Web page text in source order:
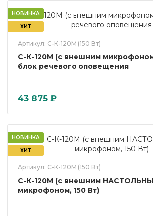
НОВИНКА
ХИТ
Артикул: С-К-120М (150 Вт)
С-К-120М (с внешним
блок речевого оповещения
43 875 ₽
НОВИНКА
ХИТ
Артикул: С-К-120М (150 Вт)
С-К-120М (с внешним
микрофоном, 150 Вт)